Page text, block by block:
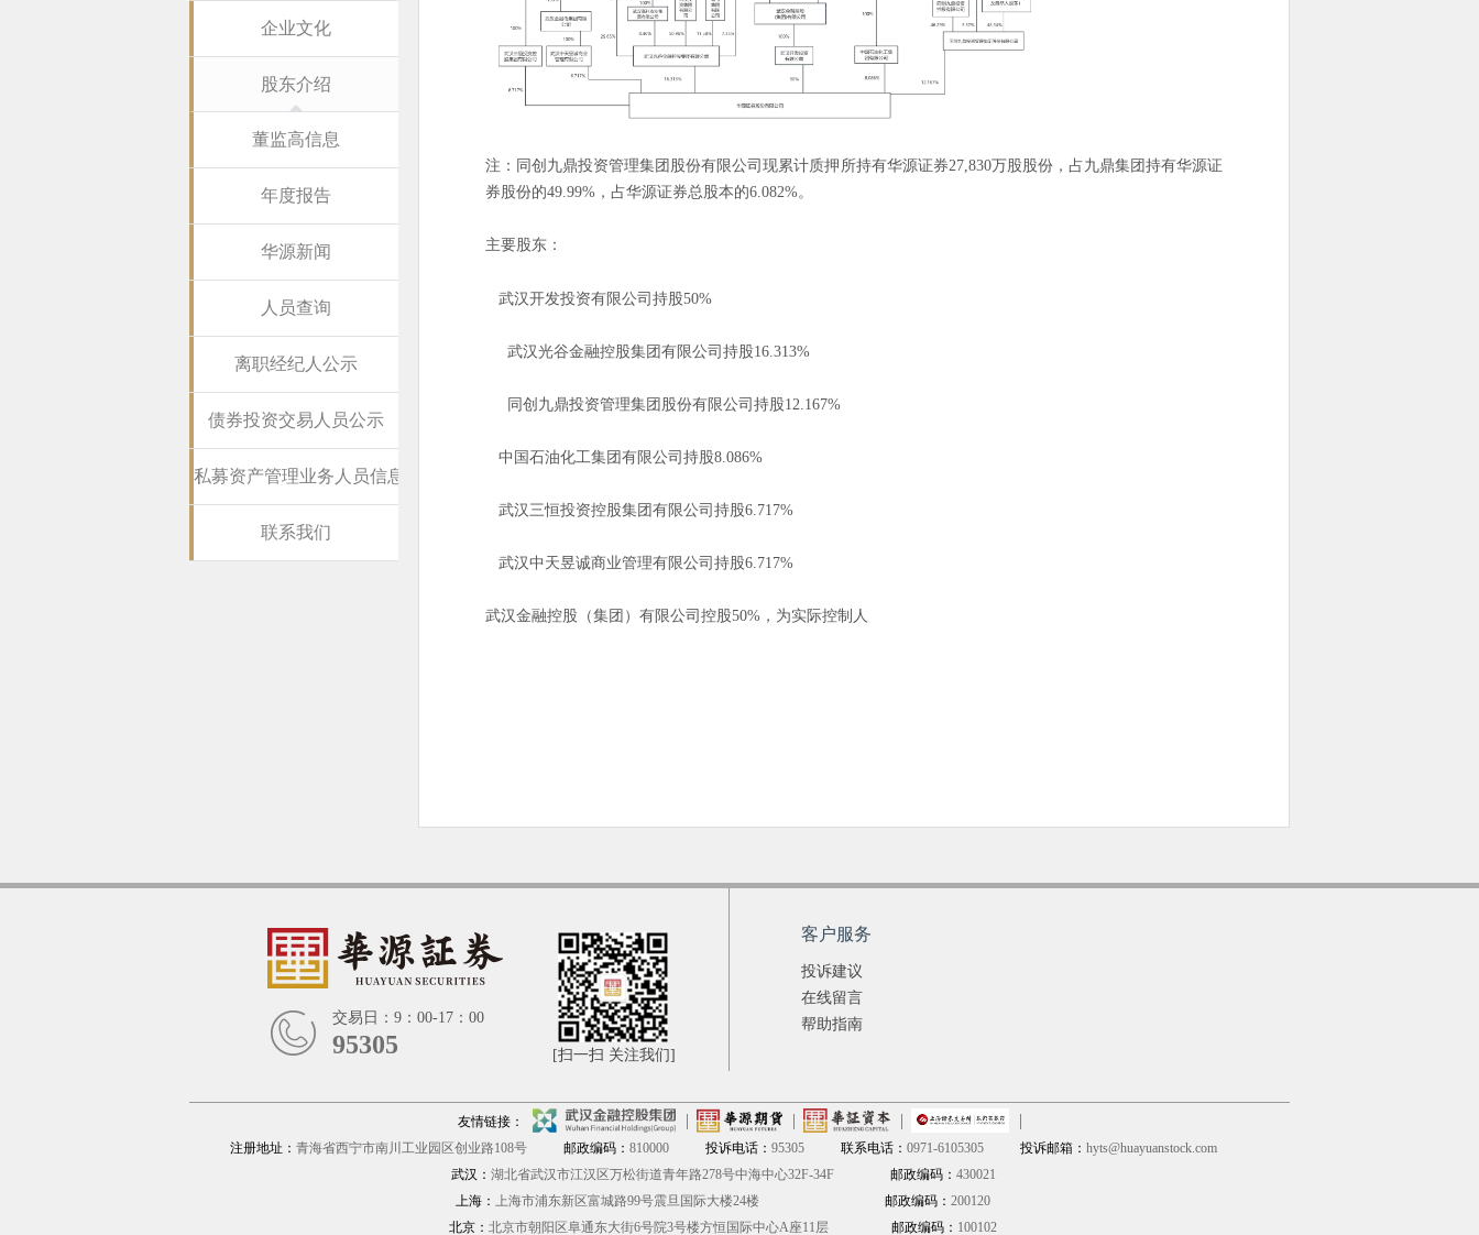
企业文化
股东介绍
董监高信息
年度报告
华源新闻
人员查询
离职经纪人公示
债券投资交易人员公示
私募资产管理业务人员信息公示
联系我们
注：同创九鼎投资管理集团股份有限公司现累计质押所持有华源证券27,830万股股份，占九鼎集团持有华源证
券股份的49.99%，占华源证券总股本的6.082%。
主要股东：
武汉开发投资有限公司持股50%
武汉光谷金融控股集团有限公司持股16.313%
同创九鼎投资管理集团股份有限公司持股12.167%
中国石油化工集团有限公司持股8.086%
武汉三恒投资控股集团有限公司持股6.717%
武汉中天昱诚商业管理有限公司持股6.717%
武汉金融控股（集团）有限公司控股50%，为实际控制人
交易日：9：00-17：00
95305 [扫一扫 关注我们]
客户服务
投诉建议
在线留言
帮助指南
友情链接：
注册地址： 青海省西宁市南川工业园区创业路108号 邮政编码： 810000 投诉电话： 95305 联系电话： 0971-6105305 投诉邮箱： hyts@huayuanstock.com
武汉： 湖北省武汉市江汉区万松街道青年路278号中海中心32F-34F 邮政编码： 430021
上海： 上海市浦东新区富城路99号震旦国际大楼24楼 邮政编码： 200120
北京： 北京市朝阳区阜通东大街6号院3号楼方恒国际中心A座11层 邮政编码： 100102